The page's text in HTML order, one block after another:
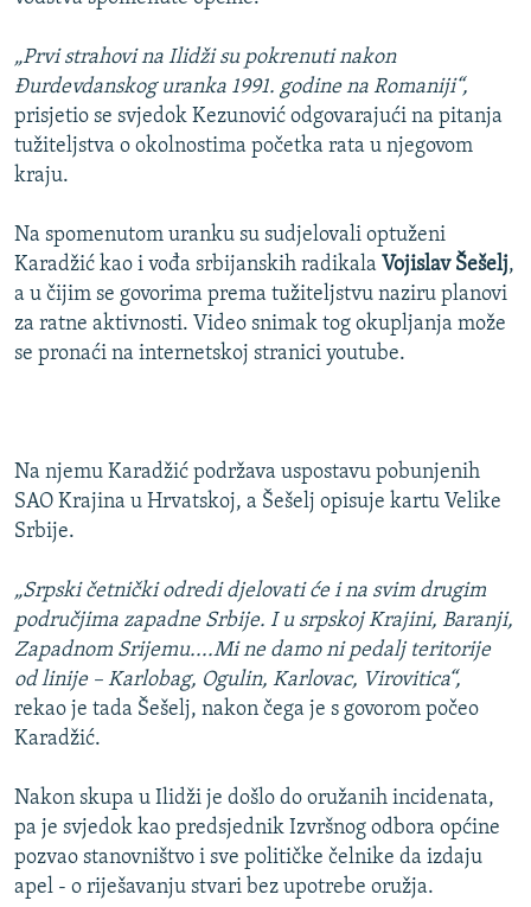
„Prvi strahovi na Ilidži su pokrenuti nakon
Đurdevdanskog uranka 1991. godine na Romaniji“,
prisjetio se svjedok Kezunović odgovarajući na pitanja
tužiteljstva o okolnostima početka rata u njegovom
kraju.
Na spomenutom uranku su sudjelovali optuženi
Karadžić kao i vođa srbijanskih radikala Vojislav Šešelj,
a u čijim se govorima prema tužiteljstvu naziru planovi
za ratne aktivnosti. Video snimak tog okupljanja može
se pronaći na internetskoj stranici youtube.
Na njemu Karadžić podržava uspostavu pobunjenih
SAO Krajina u Hrvatskoj, a Šešelj opisuje kartu Velike
Srbije.
„Srpski četnički odredi djelovati će i na svim drugim
područjima zapadne Srbije. I u srpskoj Krajini, Baranji,
Zapadnom Srijemu....Mi ne damo ni pedalj teritorije
od linije – Karlobag, Ogulin, Karlovac, Virovitica“,
rekao je tada Šešelj, nakon čega je s govorom počeo
Karadžić.
Nakon skupa u Ilidži je došlo do oružanih incidenata,
pa je svjedok kao predsjednik Izvršnog odbora općine
pozvao stanovništvo i sve političke čelnike da izdaju
apel - o riješavanju stvari bez upotrebe oružja.